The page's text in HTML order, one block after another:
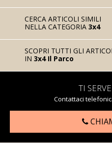
CERCA ARTICOLI SIMILI
NELLA CATEGORIA 3x4
SCOPRI TUTTI GLI
IN 3x4 Il Parco
TI
Contattaci